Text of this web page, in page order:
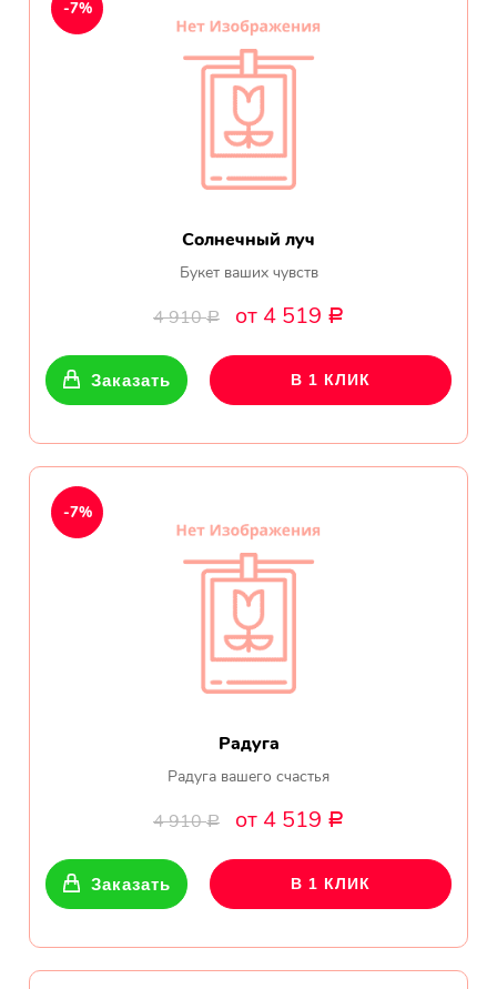
Солнечный луч
Букет ваших чувств
4 910Р от 4 519 Р
-7%
Заказать В 1 КЛИК
Радуга
Радуга вашего счастья
4 910Р от 4 519 Р
-7%
Заказать В 1 КЛИК